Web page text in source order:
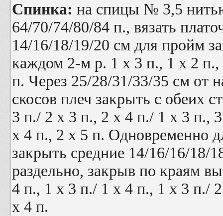
Спинка: на спицы № 3,5
64/70/74/80/84 п., вязать
14/16/18/19/20 см для пройм
каждом 2-м р. 1 х 3 п., 1 х 2
п. Через 25/28/31/33/35 см от
скосов плеч закрыть с обеих
3 п./ 2 х 3 п., 2 х 4 п./ 1 х 3 п.,
х 4 п., 2 х 5 п. Одновременно
закрыть средние 14/16/16/18/
раздельно, закрыв по краям
4 п., 1 х 3 п./ 1 х 4 п., 1 х 3 п./
х 4 п.